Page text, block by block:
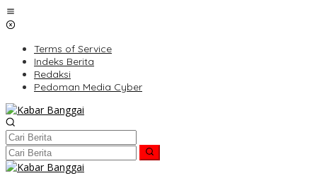
Lewati
ke
Terms of Service
Indeks Berita
Redaksi
Pedoman Media Cyber